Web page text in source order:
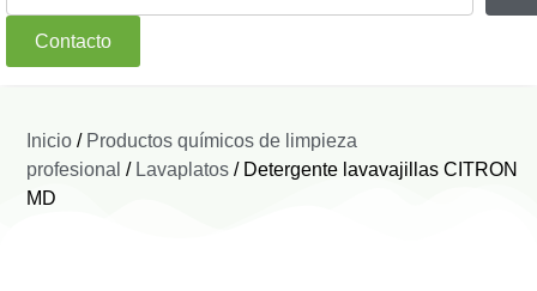
Contacto
Inicio / Productos químicos de limpieza
profesional / Lavaplatos / Detergente lavavajillas CITRON
MD